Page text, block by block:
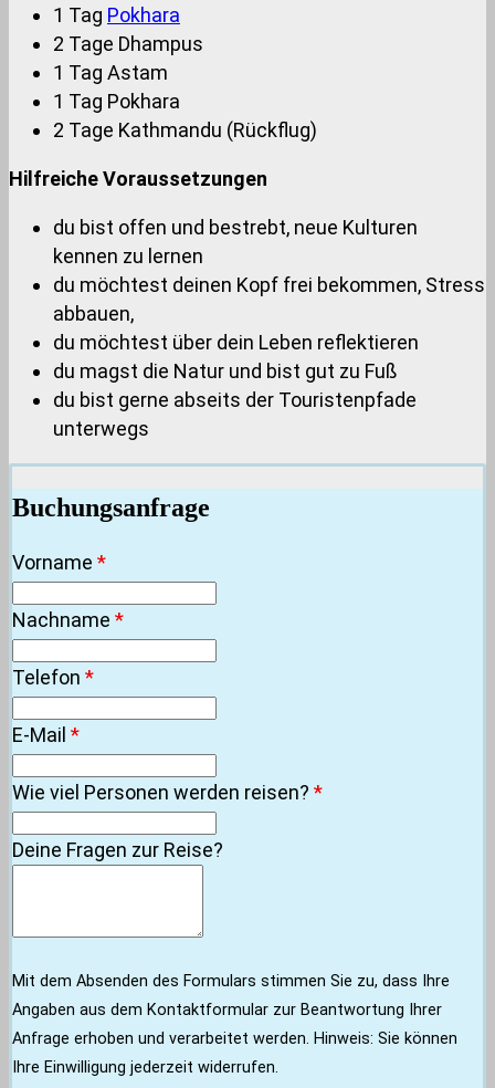
1 Tag Pokhara
2 Tage Dhampus
1 Tag Astam
1 Tag Pokhara
2 Tage Kathmandu (Rückflug)
Hilfreiche Voraussetzungen
du bist offen und bestrebt, neue Kulturen
kennen zu lernen
du möchtest deinen Kopf frei bekommen, Stress
abbauen,
du möchtest über dein Leben reflektieren
du magst die Natur und bist gut zu Fuß
du bist gerne abseits der Touristenpfade
unterwegs
Buchungsanfrage
Vorname *
Nachname *
Telefon *
E-Mail *
Wie viel Personen werden reisen? *
Deine Fragen zur Reise?
Mit dem Absenden des Formulars stimmen Sie zu, dass Ihre
Angaben aus dem Kontaktformular zur Beantwortung Ihrer
Anfrage erhoben und verarbeitet werden. Hinweis: Sie können
Ihre Einwilligung jederzeit widerrufen.